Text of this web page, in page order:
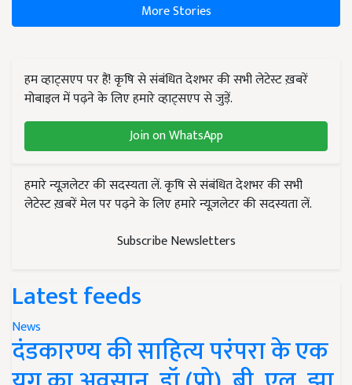
More Stories
हम व्हाट्सएप पर हैं! कृषि से संबंधित देशभर की सभी लेटेस्ट ख़बरें
मोबाइल में पढ़ने के लिए हमारे व्हाट्सएप से जुड़ें.
Join on WhatsApp
हमारे न्यूज़लेटर की सदस्यता लें. कृषि से संबंधित देशभर की सभी
लेटेस्ट ख़बरें मेल पर पढ़ने के लिए हमारे न्यूज़लेटर की सदस्यता लें.
Subscribe Newsletters
Latest feeds
News
दंडकारण्य की साहित्य परंपरा के एक